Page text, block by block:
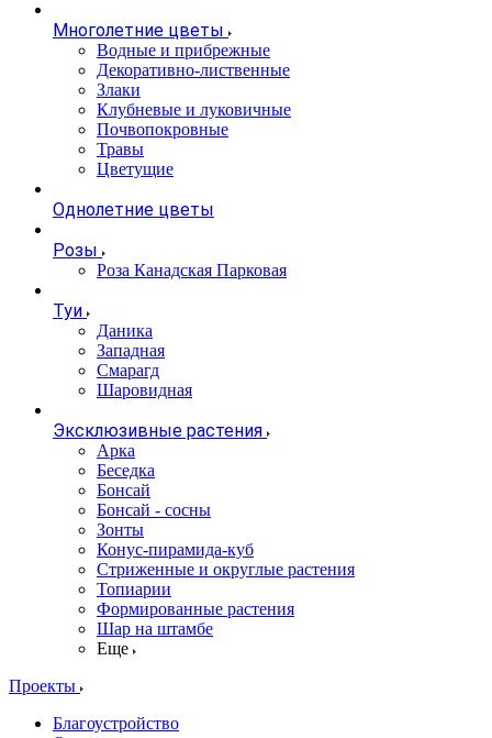
Многолетние цветы
Водные и прибрежные
Декоративно-лиственные
Злаки
Клубневые и луковичные
Почвопокровные
Травы
Цветущие
Однолетние цветы
Розы
Роза Канадская Парковая
Туи
Даника
Западная
Смарагд
Шаровидная
Эксклюзивные растения
Арка
Беседка
Бонсай
Бонсай - сосны
Зонты
Конус-пирамида-куб
Стриженные и округлые растения
Топиарии
Формированные растения
Шар на штамбе
Еще
Проекты
Благоустройство